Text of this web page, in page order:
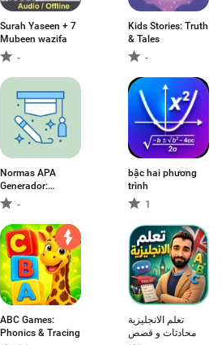
Surah Yaseen + 7
Mubeen wazifa
-
Kids Stories: Truth
& Tales
-
Normas APA
Generador:
GenerAPA
-
bậc hai phương
trình
1
ABC Games:
Phonics & Tracing
تعلم الانجليزية
محادثات و قصص